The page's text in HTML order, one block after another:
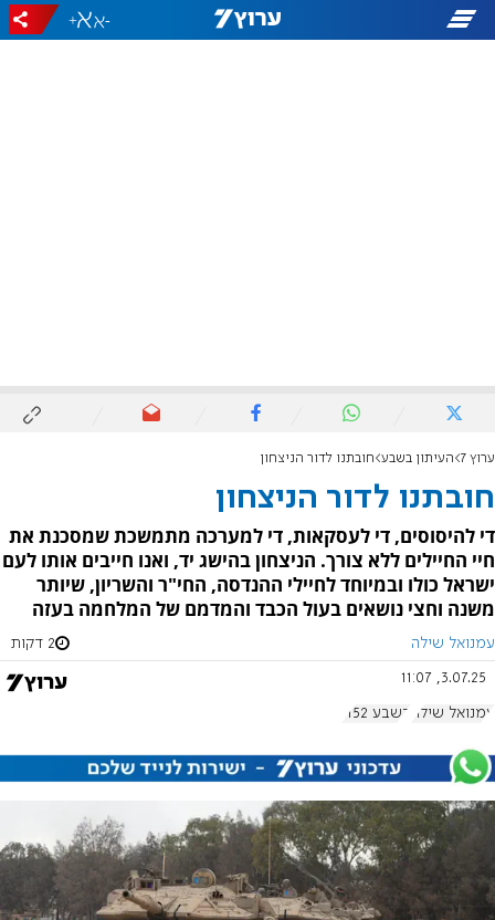
-
+
ערוץ 7 העיתון בשבע חובתנו לדור הניצחון
חובתנו לדור הניצחון
די להיסוסים, די לעסקאות, די למערכה מתמשכת שמסכנת את
חיי החיילים ללא צורך. הניצחון בהישג יד, ואנו חייבים אותו לעם
ישראל כולו ובמיוחד לחיילי ההנדסה, החי"ר והשריון, שיותר
משנה וחצי נושאים בעול הכבד והמדמם של המלחמה בעזה
עמנואל שילה 2 דקות
3.07.25, 11:07
עמנואל שילה בשבע 1152